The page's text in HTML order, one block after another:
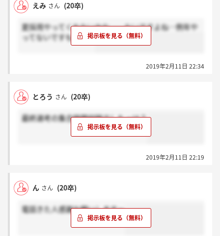
えみ さん (20卒)
夏採用やってくれないかな……ないですよね…例年や
ってないですもんね…
2019年2月11日 22:34
とろう さん (20卒)
最終選考の集合時間何時でしたっけ？
2019年2月11日 22:19
ん さん (20卒)
電話きた人感謝お願いしますー